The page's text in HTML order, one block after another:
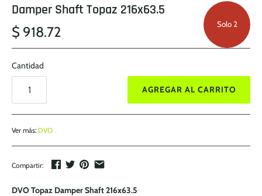
Solo 2
Damper Shaft Topaz 216x63.5
$ 918.72
Cantidad
AGREGAR AL CARRITO
Ver más: DVO
Compartir:
DVO Topaz Damper Shaft 216x63.5